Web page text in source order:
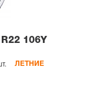
106Y
ЛЕТНИЕ